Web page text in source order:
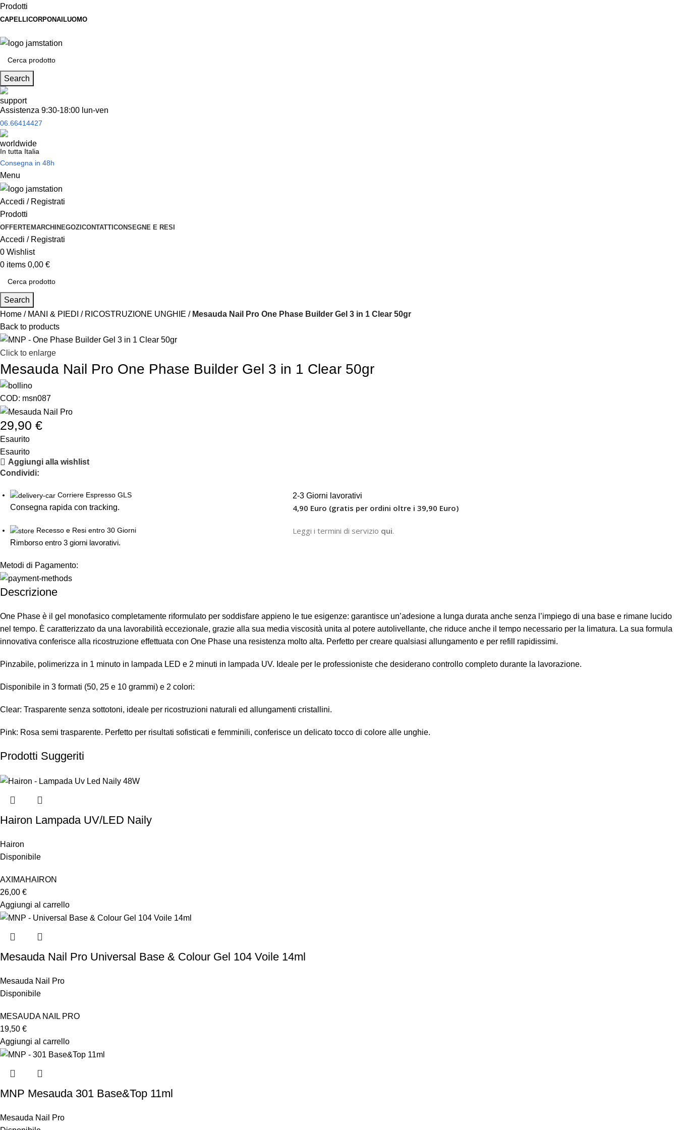
Prodotti
CAPELLI CORPONAILUOMO
Search
Assistenza 9:30-18:00 lun-ven
06.66414427
In tutta Italia
Consegna in 48h
Menu
Accedi / Registrati
Prodotti
OFFERTEMARCHINEGOZICONTATTICONSEGNE E RESI
Accedi / Registrati
0 Wishlist
0 items 0,00 €
Search
Home
MANI & PIEDI RICOSTRUZIONE UNGHIE
Mesauda Nail Pro One Phase Builder Gel 3 in 1 Clear 50gr
Back to products
Click to enlarge
Mesauda Nail Pro One Phase Builder Gel 3 in 1 Clear 50gr
COD: msn087
29,90 €
Esaurito
Esaurito
Aggiungi alla wishlist
Condividi:
Corriere Espresso GLS
Consegna rapida con tracking.
2-3 Giorni lavorativi
4,90 Euro (gratis per ordini oltre i 39,90 Euro)
Recesso e Resi entro 30 Giorni
Rimborso entro 3 giorni lavorativi.
Leggi i termini di servizio qui.
Metodi di Pagamento:
Descrizione
One Phase è il gel monofasico completamente riformulato per soddisfare appieno le tue esigenze: garantisce un’adesione a lunga durata anche senza l’impiego di una base e rimane lucido
nel tempo. È caratterizzato da una lavorabilità eccezionale, grazie alla sua media viscosità unita al potere autolivellante, che riduce anche il tempo necessario per la limatura. La sua formula
innovativa conferisce alla ricostruzione effettuata con One Phase una resistenza molto alta. Perfetto per creare qualsiasi allungamento e per refill rapidissimi.
Pinzabile, polimerizza in 1 minuto in lampada LED e 2 minuti in lampada UV. Ideale per le professioniste che desiderano controllo completo durante la lavorazione.
Disponibile in 3 formati (50, 25 e 10 grammi) e 2 colori:
Clear: Trasparente senza sottotoni, ideale per ricostruzioni naturali ed allungamenti cristallini.
Pink: Rosa semi trasparente. Perfetto per risultati sofisticati e femminili, conferisce un delicato tocco di colore alle unghie.
Prodotti Suggeriti
Hairon Lampada UV/LED Naily
Hairon
Disponibile
AXIMAHAIRON
26,00 €
Aggiungi al carrello
Mesauda Nail Pro Universal Base & Colour Gel 104 Voile 14ml
Mesauda Nail Pro
Disponibile
MESAUDA NAIL PRO
19,50 €
Aggiungi al carrello
MNP Mesauda 301 Base&Top 11ml
Mesauda Nail Pro